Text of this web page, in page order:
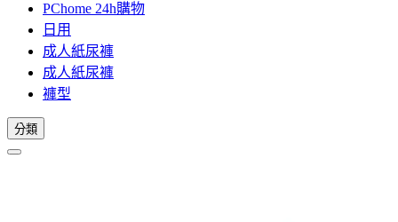
PChome 24h購物
日用
成人紙尿褲
成人紙尿褲
褲型
分類